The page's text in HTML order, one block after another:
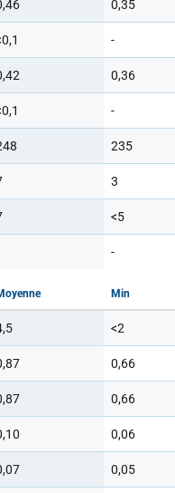
0,35
-
0,36
-
235
3
<5
-
Min
<2
0,66
0,66
0,06
0,05